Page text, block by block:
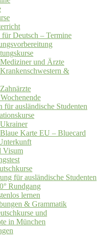
Deutsch – Termine
und Ärzte
&
für ausländische Studenten
Karte EU – Bluecard
Visum
für ausländische Studenten
Rundgang
lernen
& Grammatik
und
in München